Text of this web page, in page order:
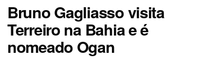
Bruno Gagliasso visita
Terreiro na Bahia e é
nomeado Ogan